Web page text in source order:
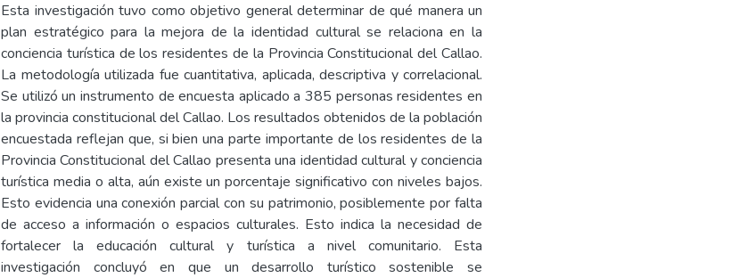
Esta investigación tuvo como objetivo general determinar de qué manera un
plan estratégico para la mejora de la identidad cultural se relaciona en la
conciencia turística de los residentes de la Provincia Constitucional del Callao.
La metodología utilizada fue cuantitativa, aplicada, descriptiva y correlacional.
Se utilizó un instrumento de encuesta aplicado a 385 personas residentes en
la provincia constitucional del Callao. Los resultados obtenidos de la población
encuestada reflejan que, si bien una parte importante de los residentes de la
Provincia Constitucional del Callao presenta una identidad cultural y conciencia
turística media o alta, aún existe un porcentaje significativo con niveles bajos.
Esto evidencia una conexión parcial con su patrimonio, posiblemente por falta
de acceso a información o espacios culturales. Esto indica la necesidad de
fortalecer la educación cultural y turística a nivel comunitario. Esta
investigación concluyó en que un desarrollo turístico sostenible se